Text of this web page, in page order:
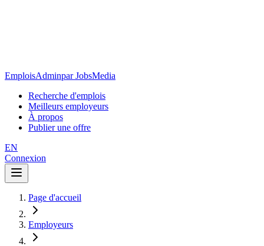
EmploisAdminpar JobsMedia
Recherche d'emplois
Meilleurs employeurs
À propos
Publier une offre
EN
Connexion
Page d'accueil
Employeurs